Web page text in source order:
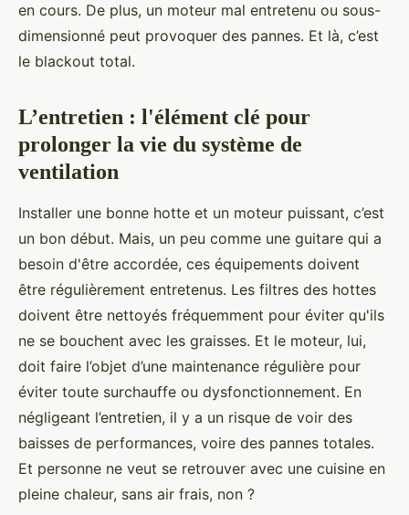
en cours. De plus, un moteur mal entretenu ou sous-
dimensionné peut provoquer des pannes. Et là, c’est
le blackout total.
L’entretien : l'élément clé pour
prolonger la vie du système de
ventilation
Installer une bonne hotte et un moteur puissant, c’est
un bon début. Mais, un peu comme une guitare qui a
besoin d'être accordée, ces équipements doivent
être régulièrement entretenus. Les filtres des hottes
doivent être nettoyés fréquemment pour éviter qu'ils
ne se bouchent avec les graisses. Et le moteur, lui,
doit faire l’objet d’une maintenance régulière pour
éviter toute surchauffe ou dysfonctionnement. En
négligeant l’entretien, il y a un risque de voir des
baisses de performances, voire des pannes totales.
Et personne ne veut se retrouver avec une cuisine en
pleine chaleur, sans air frais, non ?